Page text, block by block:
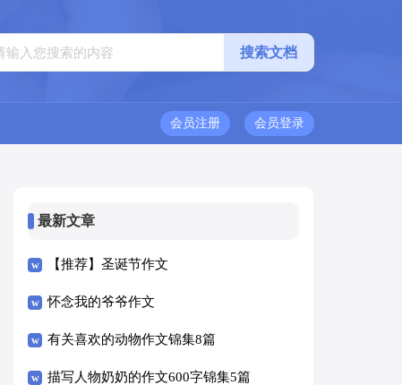
会员登录
会员注册
最新文章
【推荐】圣诞节作文
怀念我的爷爷作文
有关喜欢的动物作文锦集8篇
描写人物奶奶的作文600字锦集5篇